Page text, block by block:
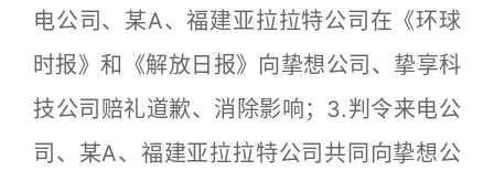
电公司、某A、福建亚拉拉特公司在《环球
时报》和《解放日报》向挚想公司、挚享科
技公司赔礼道歉、消除影响；3.判令来电公
司、某A、福建亚拉拉特公司共同向挚想公